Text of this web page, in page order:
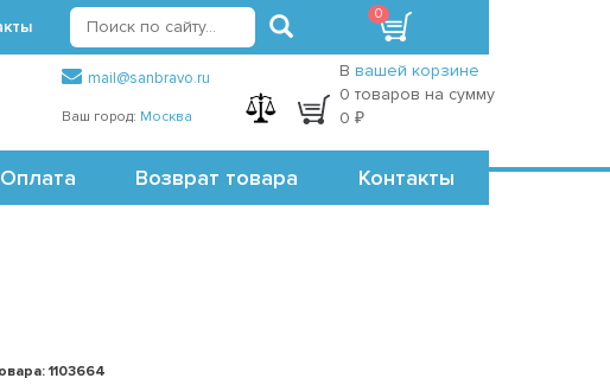
Точки самовывоза
mail@sanbravo.ru
Ваш город: Москва
регистрация
В вашей корзине
0 товаров на сумму
0 ₽
Оплата Возврат товара Контакты
0
1103664